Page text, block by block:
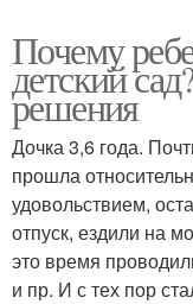
Почему
детский
решения
Дочка 3,6 года.
прошла
удовольствием,
отпуск, ездили на
это время
и пр. И с тех пор